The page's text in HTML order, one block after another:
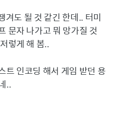
겨도 될 것 같긴 한데.. 터미
문자 나가고 뭐 망가질 것
렇게 해 봄..
트 인코딩 해서 게임 받던 용
..